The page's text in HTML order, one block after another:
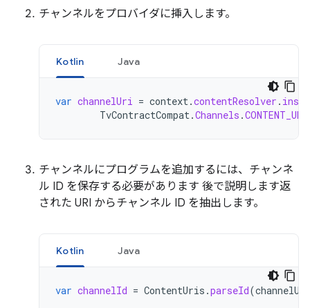
チャンネルをプロバイダに挿入します。
Kotlin Java
var channelUri = context .contentResolver .
TvContractCompat .Channels .CONTENT_URI
チャンネルにプログラムを追加するには、チャンネ
ル ID を保存する必要があります 後で説明します返
された URI からチャンネル ID を抽出します。
Kotlin Java
var channelId = ContentUris .parseId(channelUri